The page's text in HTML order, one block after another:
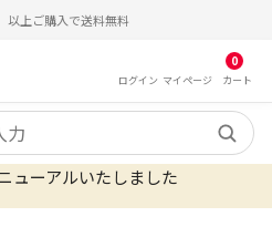
以上ご購入で送料無料
ログイン マイ ページ
0
カート
ーアルいたしました